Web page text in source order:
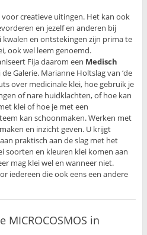
voor creatieve uitingen. Het kan ook
en jezelf en anderen bij
en ontstekingen zijn prima te
ook wel leem genoemd.
Fija daarom een Medisch
Galerie. Marianne Holtslag van ‘de
over medicinale klei, hoe gebruik je
of nare huidklachten, of hoe kan
klei of hoe je met een
kan schoonmaken. Werken met
en inzicht geven. U krijgt
praktisch aan de slag met het
soorten en kleuren klei komen aan
mag klei wel en wanneer niet.
iedereen die ook eens een andere
MICROCOSMOS in